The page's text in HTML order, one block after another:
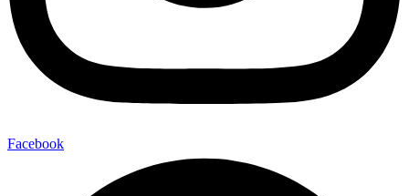
Facebook